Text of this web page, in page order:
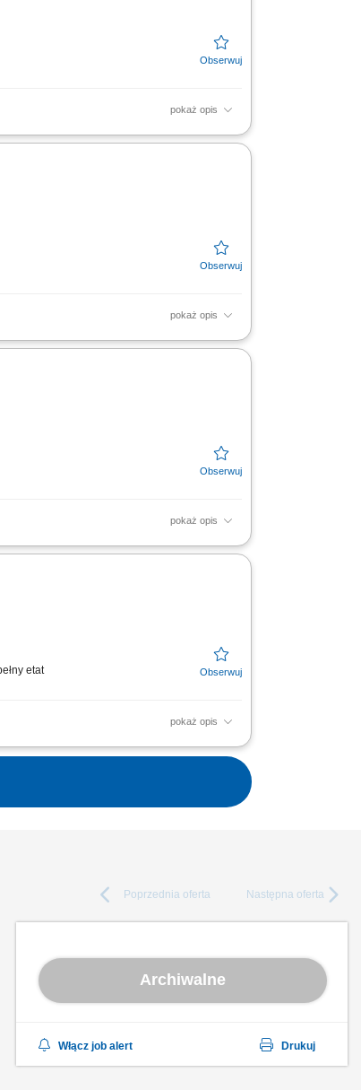
pokaż opis
Realizacja działań
pokaż opis
przyczyn usterek oraz
pokaż opis
przyczyn usterek oraz
etat
pokaż opis
i konserwacji maszyn; Kontrola i
Poprzednia oferta Następna oferta
Archiwalne
Włącz job alert Drukuj